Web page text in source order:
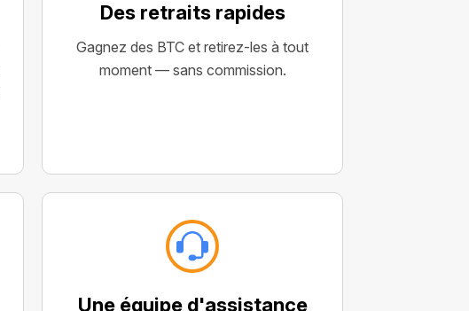
Des retraits rapides
Gagnez des BTC et retirez-les à tout
moment — sans commission.
Une équipe d'assistance